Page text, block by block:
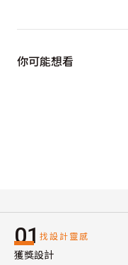
你可能想看
01 找設計靈感
獲獎設計